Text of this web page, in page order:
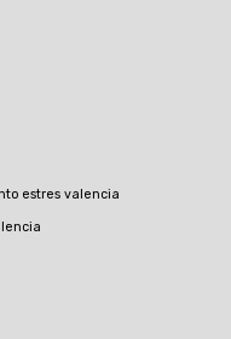
estres valencia